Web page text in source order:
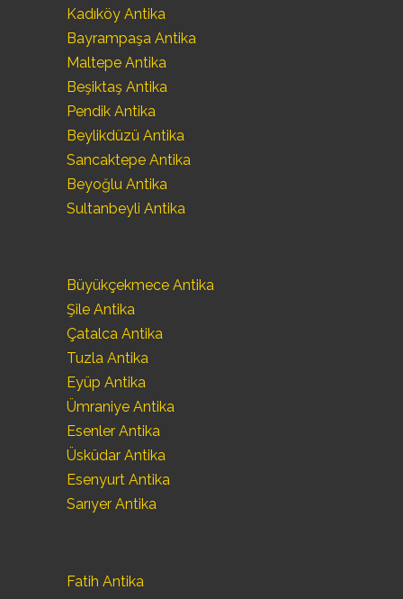
Kadıköy Antika
Bayrampaşa Antika
Maltepe Antika
Beşiktaş Antika
Pendik Antika
Beylikdüzü Antika
Sancaktepe Antika
Beyoğlu Antika
Sultanbeyli Antika
Büyükçekmece Antika
Şile Antika
Çatalca Antika
Tuzla Antika
Eyüp Antika
Ümraniye Antika
Esenler Antika
Üsküdar Antika
Esenyurt Antika
Sarıyer Antika
Fatih Antika